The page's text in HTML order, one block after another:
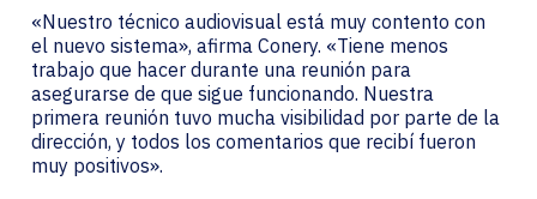
«Nuestro técnico audiovisual está muy contento con
el nuevo sistema», afirma Conery. «Tiene menos
trabajo que hacer durante una reunión para
asegurarse de que sigue funcionando. Nuestra
primera reunión tuvo mucha visibilidad por parte de la
dirección, y todos los comentarios que recibí fueron
muy positivos».